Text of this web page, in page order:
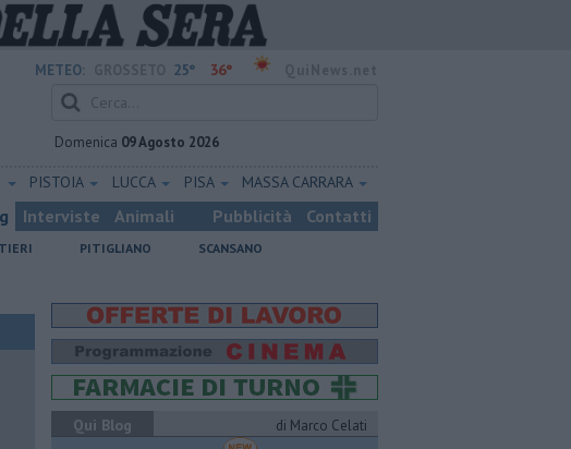
METEO: 25° 36°
Domenica 09 Agosto 2026
PISTOIA LUCCA PISA MASSA CARRARA
Interviste Animali Pubblicità Contatti
PITIGLIANO
SCANSANO
Qui Blog
di Marco Celati